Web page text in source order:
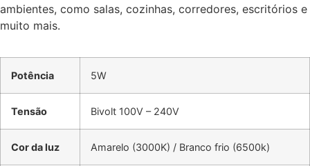
ambientes, como salas, cozinhas, corredores, escritórios e
muito mais.
Potência 5W
Tensão Bivolt 100V – 240V
Cor da luz Amarelo (3000K) / Branco frio (6500k)